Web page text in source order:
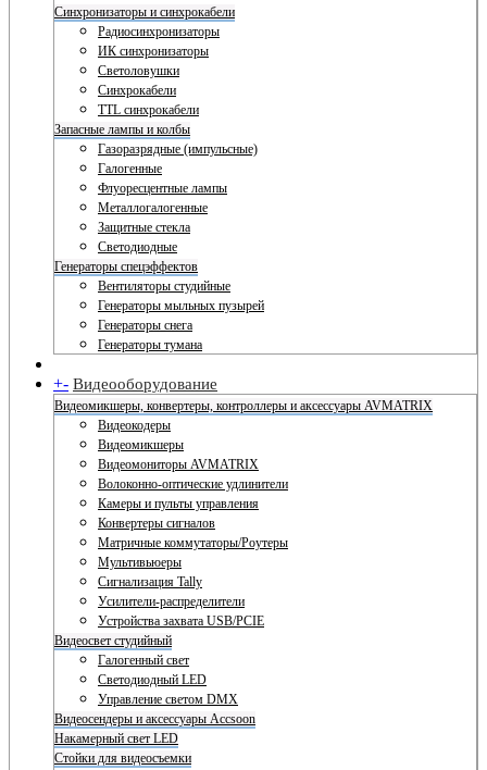
Синхронизаторы и синхрокабели
Радиосинхронизаторы
ИК синхронизаторы
Светоловушки
Синхрокабели
TTL синхрокабели
Запасные лампы и колбы
Газоразрядные (импульсные)
Галогенные
Флуоресцентные лампы
Металлогалогенные
Защитные стекла
Светодиодные
Генераторы спецэффектов
Вентиляторы студийные
Генераторы мыльных пузырей
Генераторы снега
Генераторы тумана
+- Видеооборудование
Видеомикшеры, конвертеры, контроллеры и аксессуары AVMATRIX
Видеокодеры
Видеомикшеры
Видеомониторы AVMATRIX
Волоконно-оптические удлинители
Камеры и пульты управления
Конвертеры сигналов
Матричные коммутаторы/Роутеры
Мультивьюеры
Сигнализация Tally
Усилители-распределители
Устройства захвата USB/PCIE
Видеосвет студийный
Галогенный свет
Светодиодный LED
Управление светом DMX
Видеосендеры и аксессуары Accsoon
Накамерный свет LED
Стойки для видеосъемки